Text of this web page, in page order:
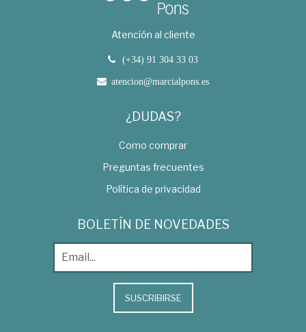
Atención al cliente
(+34) 91 304 33 03
atencion@marcialpons.es
¿DUDAS?
Como comprar
Preguntas frecuentes
Política de privacidad
BOLETÍN DE NOVEDADES
SUSCRIBIRSE